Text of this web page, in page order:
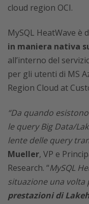
cloud region OCI.
MySQL HeatWave è
in maniera nativa
all’interno del
per gli utenti di MS
Region Cloud at
“Da quando
le query Big Data/
lente delle query
Mueller, VP e
Research. “MySQL
situazione una
prestazioni di